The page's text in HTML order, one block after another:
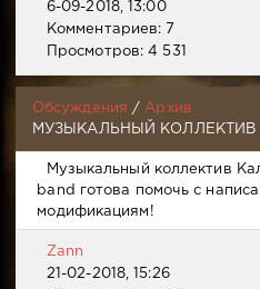
6-09-2018, 13:00
Комментариев: 7
Просмотров: 4 531
Обсуждения / Архив
МУЗЫКАЛЬНЫЙ КОЛЛЕКТИВ
Музыкальный коллектив
band готова помочь с
модификациям!
Zann
21-02-2018, 15:26